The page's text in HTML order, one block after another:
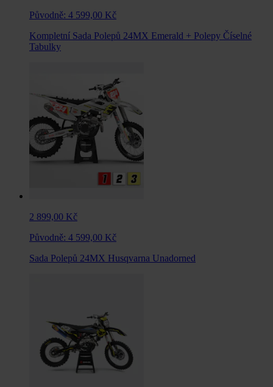
Původně: 4 599,00 Kč
Kompletní Sada Polepů 24MX Emerald + Polepy Číselné
Tabulky
2 899,00 Kč
Původně: 4 599,00 Kč
Sada Polepů 24MX Husqvarna Unadorned